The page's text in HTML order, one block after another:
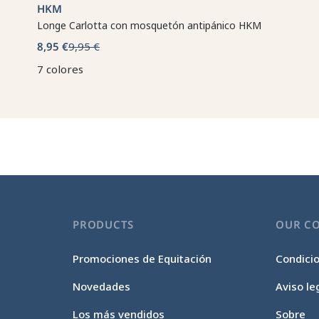
HKM
Longe Carlotta con mosquetón antipánico HKM
8,95 €9,95 €
7 colores
PRODUCTS
Promociones de Equitación
Novedades
Los más vendidos
OUR
Aviso
Sobre